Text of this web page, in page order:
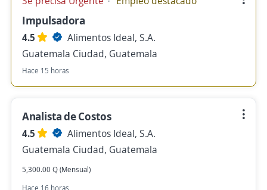
Impulsadora
4.5
Alimentos Ideal, S.A.
Guatemala Ciudad, Guatemala
Hace 15 horas
Analista de Costos
4.5
Alimentos Ideal, S.A.
Guatemala Ciudad, Guatemala
5,300.00 Q (Mensual)
Hace 16 horas